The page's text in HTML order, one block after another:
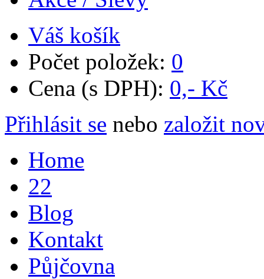
Váš košík
Počet položek: 0
Cena (s DPH): 0,- Kč
Přihlásit se nebo založit
Home
22
Blog
Kontakt
Půjčovna